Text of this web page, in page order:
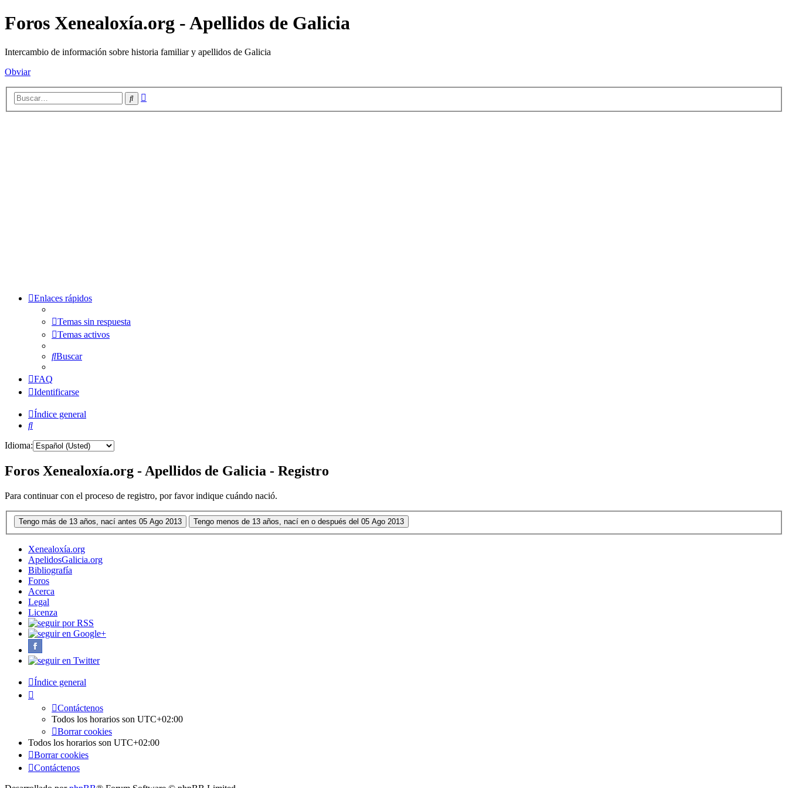
Foros Xenealoxía.org - Apellidos de Galicia
Intercambio de información sobre historia familiar y apellidos de Galicia
Obviar
Buscar
Enlaces rápidos
Temas sin respuesta
Temas activos
Buscar
FAQ
Identificarse
Índice general
Buscar
Idioma:
Foros Xenealoxía.org - Apellidos de Galicia - Registro
Para continuar con el proceso de registro, por favor indique cuándo nació.
Xenealoxía.org
ApelidosGalicia.org
Bibliografía
Foros
Acerca
Legal
Licenza
Índice general
Contáctenos
Todos los horarios son UTC+02:00
Borrar cookies
Todos los horarios son UTC+02:00
Borrar cookies
Contáctenos